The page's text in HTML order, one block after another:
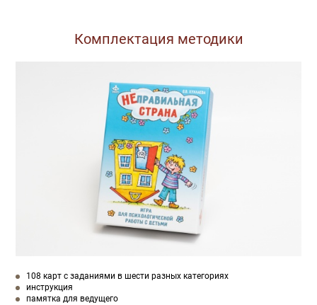
Комплектация методики
108 карт с заданиями в шести разных категориях
инструкция
памятка для ведущего